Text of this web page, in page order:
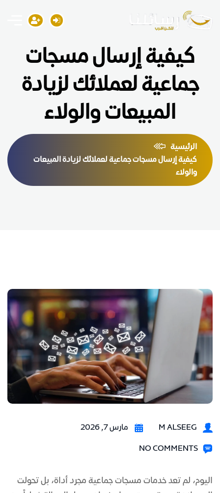
كيفية إرسال مسجات
جماعية لعملائك لزيادة
المبيعات والولاء
الرئيسية
كيفية إرسال مسجات جماعية لعملائك لزيادة المبيعات
والولاء
M ALSEEG مارس 7, 2026
NO COMMENTS
اليوم، لم تعد خدمات مسجات جماعية مجرد أداة، بل تحولت